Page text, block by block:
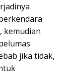
kemudian
jika tidak,